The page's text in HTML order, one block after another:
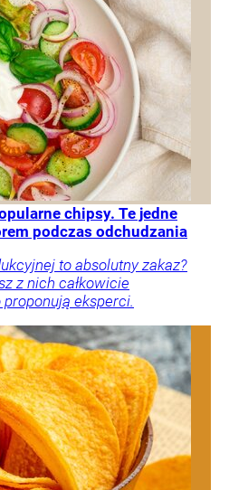
chipsy. Te jedne
podczas odchudzania
to absolutny zakaz?
z nich całkowicie
eksperci.